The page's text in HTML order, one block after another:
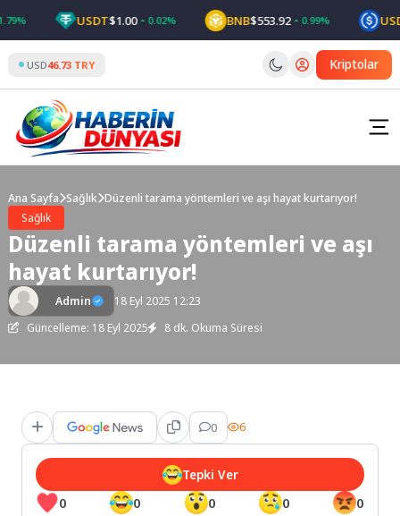
to
content
USDT$1.00 0.02% BNB$553.92 0.99% USDC
USD46.73 TRY Kriptolar
Ana Sayfa Sağlık Düzenli tarama yöntemleri ve aşı hayat kurtarıyor!
Sağlık
Düzenli tarama yöntemleri ve aşı
hayat kurtarıyor!
Admin
18 Eyl 2025 12:23
Güncelleme: 18 Eyl 2025
8 dk. Okuma Süresi
0 6
0 0 0 0 0
Tepki Ver